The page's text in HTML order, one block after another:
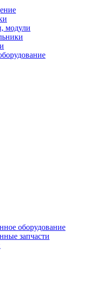
модули
оборудование
запчасти